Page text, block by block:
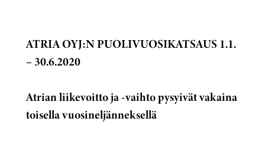
ATRIA OYJ:N PUOLIVUOSIKATSAUS 1.1.
– 30.6.2020
Atrian liikevoitto ja -vaihto pysyivät vakaina
toisella vuosineljänneksellä